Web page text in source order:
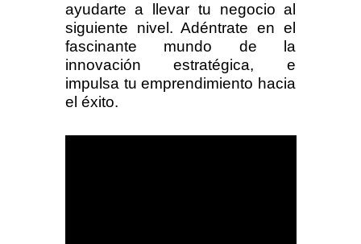
ayudarte a llevar tu negocio al
siguiente nivel. Adéntrate en el
fascinante mundo de la
innovación estratégica, e
impulsa tu emprendimiento hacia
el éxito.